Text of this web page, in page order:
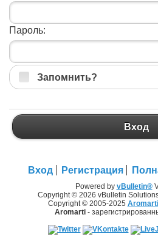
Пароль:
Запомнить?
Вход
Вход Регистрация
Powered by vBulletin®
Copyright © 2026 vBulletin
Copyright © 2005-2025 Aromarti
Aromarti-